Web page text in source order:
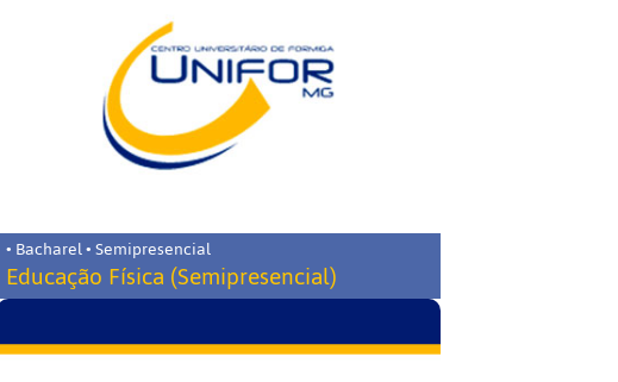
• Bacharel • Semipresencial
Educação Física (Semipresencial)